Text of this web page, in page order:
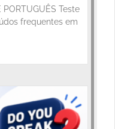
PORTUGUÊS Teste
frequentes em